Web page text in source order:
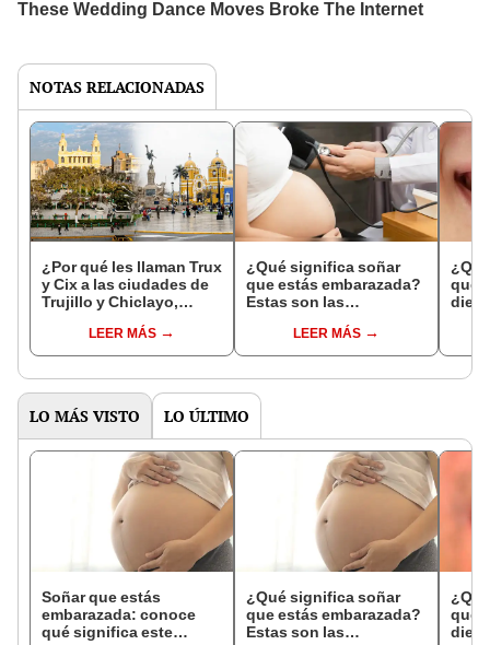
NOTAS RELACIONADAS
¿Por qué les llaman Trux
y Cix a las ciudades de
Trujillo y Chiclayo,
LEER MÁS
¿Qué significa soñar
que estás embarazada?
Estas son las
comunesLEER MÁS
que
LO MÁS VISTO LO ÚLTIMO
Soñar que estás
embarazada: conoce
qué significa este
¿Qué significa soñar
que estás embarazada?
Estas son las
que